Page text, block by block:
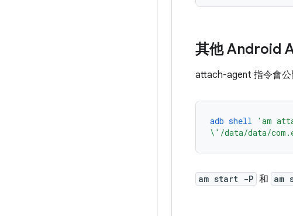
其他 Android
attach-agent 指令會公
adb shell
'am
\'/data/data/
am start -P 和